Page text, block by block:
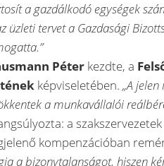
a gazdálkodó egységek
tervet a Gazdasági
Péter kezdte, a
képviseletében.„A
a munkavállalói
a
kompenzációban
a bizonytalanságot, hiszen